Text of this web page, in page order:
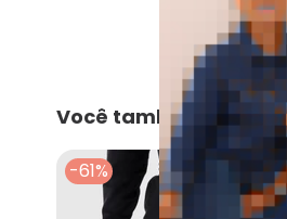
Você também pode
-61%